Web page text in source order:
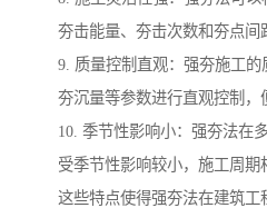
夯击能量、夯击次数和夯点间
9. 质量控制直观：强夯施工的
夯沉量等参数进行直观控制，
10. 季节性影响小：强夯法在
受季节性影响较小，施工周期
这些特点使得强夯法在建筑